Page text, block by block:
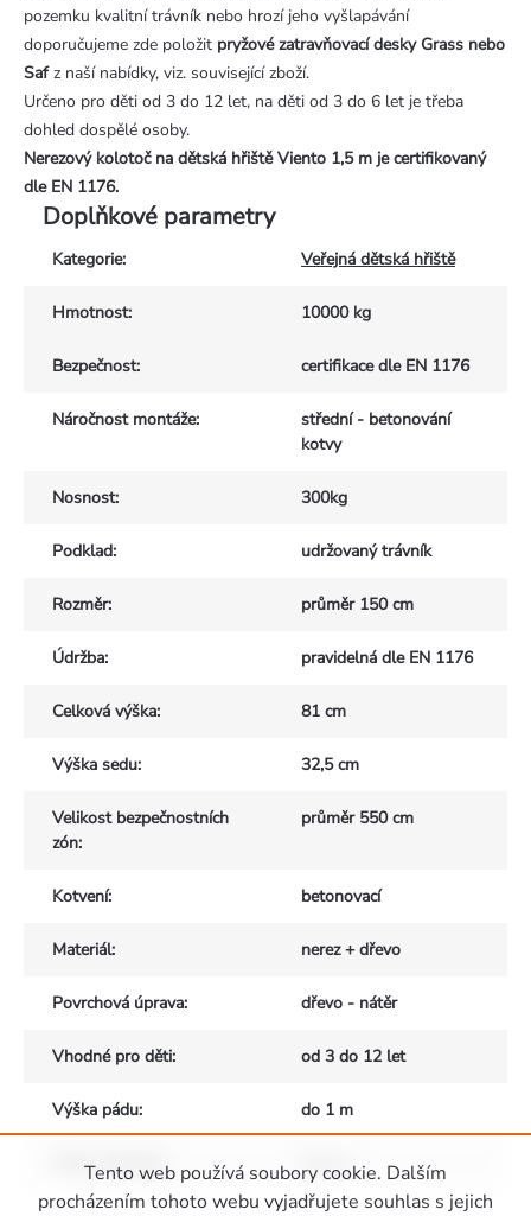
Tento web používá soubory cookie. Dalším
procházením tohoto webu vyjadřujete souhlas s jejich
pozemku kvalitní trávník nebo hrozí jeho vyšlapávání
doporučujeme zde položit pryžové zatravňovací desky Grass nebo
Safz naší nabídky, viz. související zboží.
Určeno pro děti od 3 do 12 let, na děti od 3 do 6 let je třeba
dohled dospělé osoby.
Nerezový kolotoč na dětská hřiště Viento 1,5 m je certifikovaný
dle EN 1176.
Doplňkové parametry
Kategorie: Veřejná dětská hřiště
Hmotnost: 10000 kg
Bezpečnost: certifikace dle EN 1176
Náročnost montáže:
střední - betonování
kotvy
Nosnost: 300kg
Podklad: udržovaný trávník
Rozměr: průměr 150 cm
Údržba: pravidelná dle EN 1176
Celková výška: 81 cm
Výška sedu: 32,5 cm
Velikost bezpečnostních
zón:
průměr 550 cm
Kotvení: betonovací
Materiál: nerez + dřevo
Povrchová úprava: dřevo - nátěr
Vhodné pro děti: od 3 do 12 let
Výška pádu: do 1 m
Počet uživatelů :